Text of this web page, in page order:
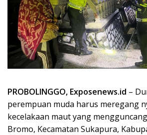
PROBOLINGGO, Exposenews.id –
perempuan muda harus meregang
kecelakaan maut yang mengguncang
Bromo, Kecamatan Sukapura,